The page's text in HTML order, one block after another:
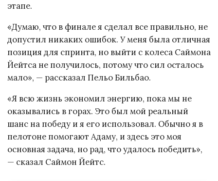
этапе.
«Думаю, что в финале я сделал все правильно, не
допустил никаких ошибок. У меня была отличная
позиция для спринта, но выйти с колеса Саймона
Йейтса не получилось, потому что сил осталось
мало», — рассказал Пельо Бильбао.
«Я всю жизнь экономил энергию, пока мы не
оказывались в горах. Это был мой реальный
шанс на победу и я его использовал. Обычно я в
пелотоне помогают Адаму, и здесь это моя
основная задача, но рад, что удалось победить»,
— сказал Саймон Йейтс.